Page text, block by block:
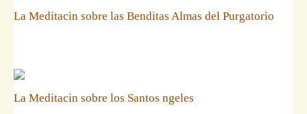
La Meditacin sobre las Benditas Almas del Purgatorio
La Meditacin sobre los Santos ngeles